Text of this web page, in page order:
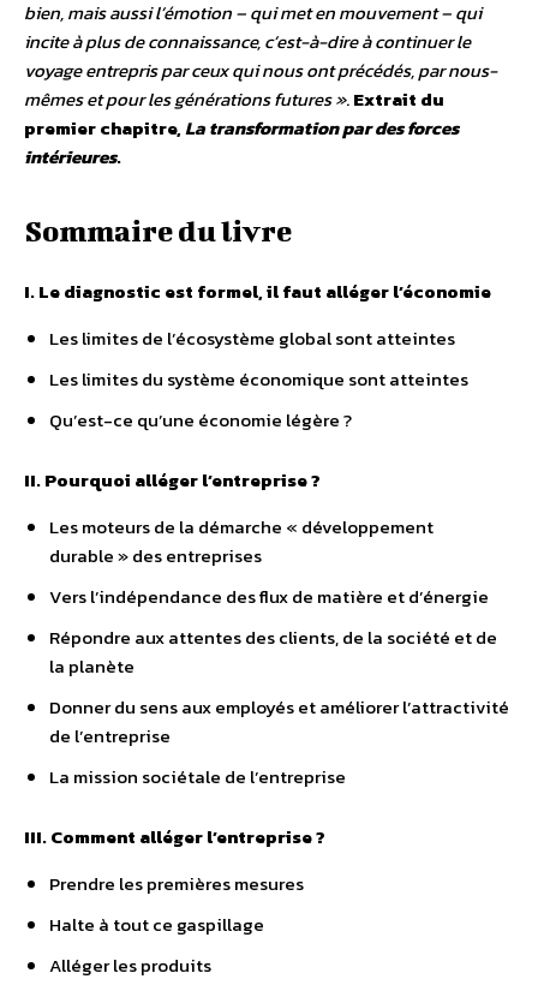
bien, mais aussi l’émotion – qui met en mouvement – qui
incite à plus de connaissance, c’est-à-dire à continuer le
voyage entrepris par ceux qui nous ont précédés, par nous-
mêmes et pour les générations futures ».Extrait du
premier chapitre,La transformation par des forces
intérieures.
Sommaire du livre
I. Le diagnostic est formel, il faut alléger l’économie
Les limites de l’écosystème global sont atteintes
Les limites du système économique sont atteintes
Qu’est-ce qu’une économie légère ?
II. Pourquoi alléger l’entreprise ?
Les moteurs de la démarche « développement
durable » des entreprises
Vers l’indépendance des flux de matière et d’énergie
Répondre aux attentes des clients, de la société et de
la planète
Donner du sens aux employés et améliorer l’attractivité
de l’entreprise
La mission sociétale de l’entreprise
III. Comment alléger l’entreprise ?
Prendre les premières mesures
Halte à tout ce gaspillage
Alléger les produits